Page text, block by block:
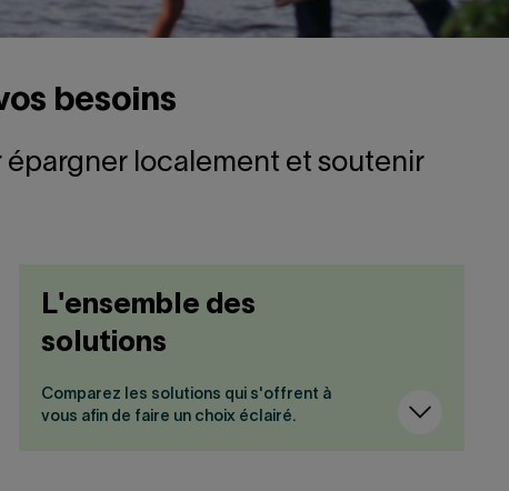
besoins
localement et soutenir
L'ensemble des
solutions
Comparez les solutions qui s'offrent à
vous afin de faire un choix éclairé.